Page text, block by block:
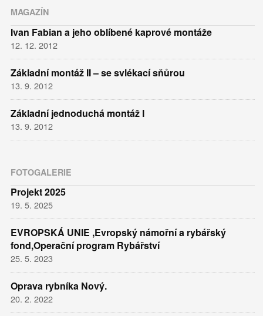
MAGAZÍN
Ivan Fabian a jeho oblíbené kaprové montáže
12. 12. 2012
Základní montáž II – se svlékací sňůrou
13. 9. 2012
Základní jednoduchá montáž I
13. 9. 2012
FOTOGALERIE
Projekt 2025
19. 5. 2025
EVROPSKÁ UNIE ,Evropský námořní a rybářský
fond,Operační program Rybářství
25. 5. 2023
Oprava rybníka Nový.
20. 2. 2022